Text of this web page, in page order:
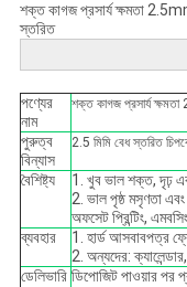
শক্ত কাগজ প্রসার্য ক্ষমতা
স্তরিত
পণ্যের
নাম
শক্ত কাগজ প্রসার্য
পুরুত্ব
বিন্যাস
2.5 মিমি বেধ স্তরিত
বৈশিষ্ট্য
1. খুব ভাল শক্ত, দৃঢ়
2. ভাল পৃষ্ঠ মসৃণতা
অফসেট প্রিন্টিং,
ব্যবহার
1. হার্ড আসবাবপত্র
2. অন্যদের:
ডেলিভারি ডিপোজিট পাওয়ার পর